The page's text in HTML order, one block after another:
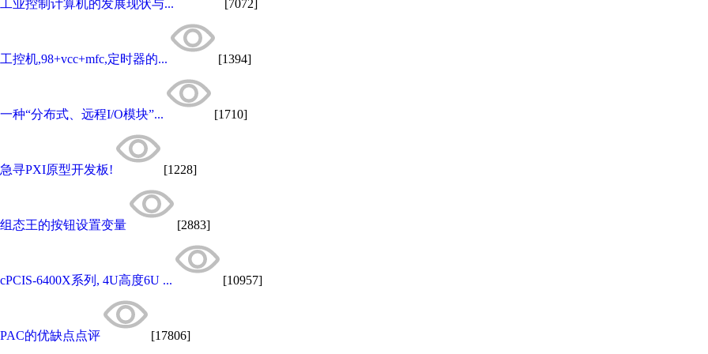
工业控制计算机的发展现状与... [7072]
工控机,98+vcc+mfc,定时器的... [1394]
一种“分布式、远程I/O模块”... [1710]
急寻PXI原型开发板! [1228]
组态王的按钮设置变量 [2883]
cPCIS-6400X系列, 4U高度6U ... [10957]
PAC的优缺点点评 [17806]